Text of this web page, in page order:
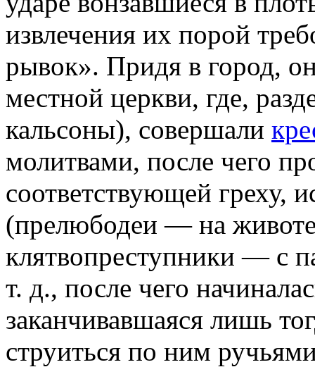
извлечения их порой
рывок». Придя в город,
местной церкви, где,
кальсоны), совершали
молитвами, после чего
соответствующей греху,
(прелюбодеи — на
клятвопреступники — с
т. д., после чего
заканчивавшаяся лишь
струиться по ним